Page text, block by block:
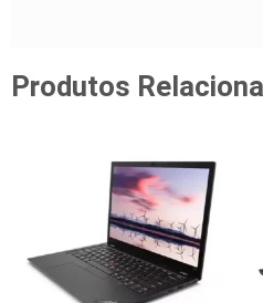
Produtos